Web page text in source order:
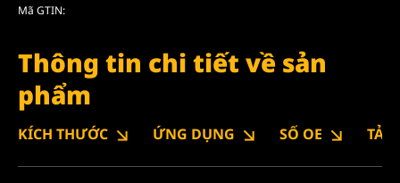
Mã GTIN:
Thông tin chi tiết về sản
phẩm
KÍCH THƯỚC ỨNG DỤNG SỐ OE TẢI